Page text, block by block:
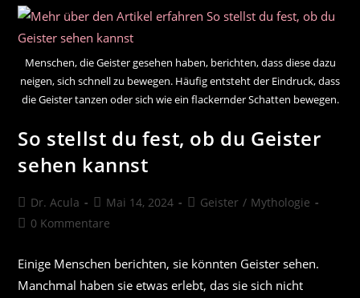
Menschen, die Geister gesehen haben, berichten, dass diese dazu
neigen, sich schnell zu bewegen. Häufig entsteht der Eindruck, dass
die Geister tanzen oder sich wie ein flackernder Schatten bewegen.
So stellst du fest, ob du Geister
sehen kannst
Beitrags-
Autor:
Dr. Acula
Beitrag
veröffentlicht:
Mai 14, 2024
Beitrags-
Geister / Mythologie
Beitrags-
0 Kommentare
Einige Menschen berichten, sie könnten Geister sehen.
Manchmal haben sie etwas erlebt, das sie sich nicht